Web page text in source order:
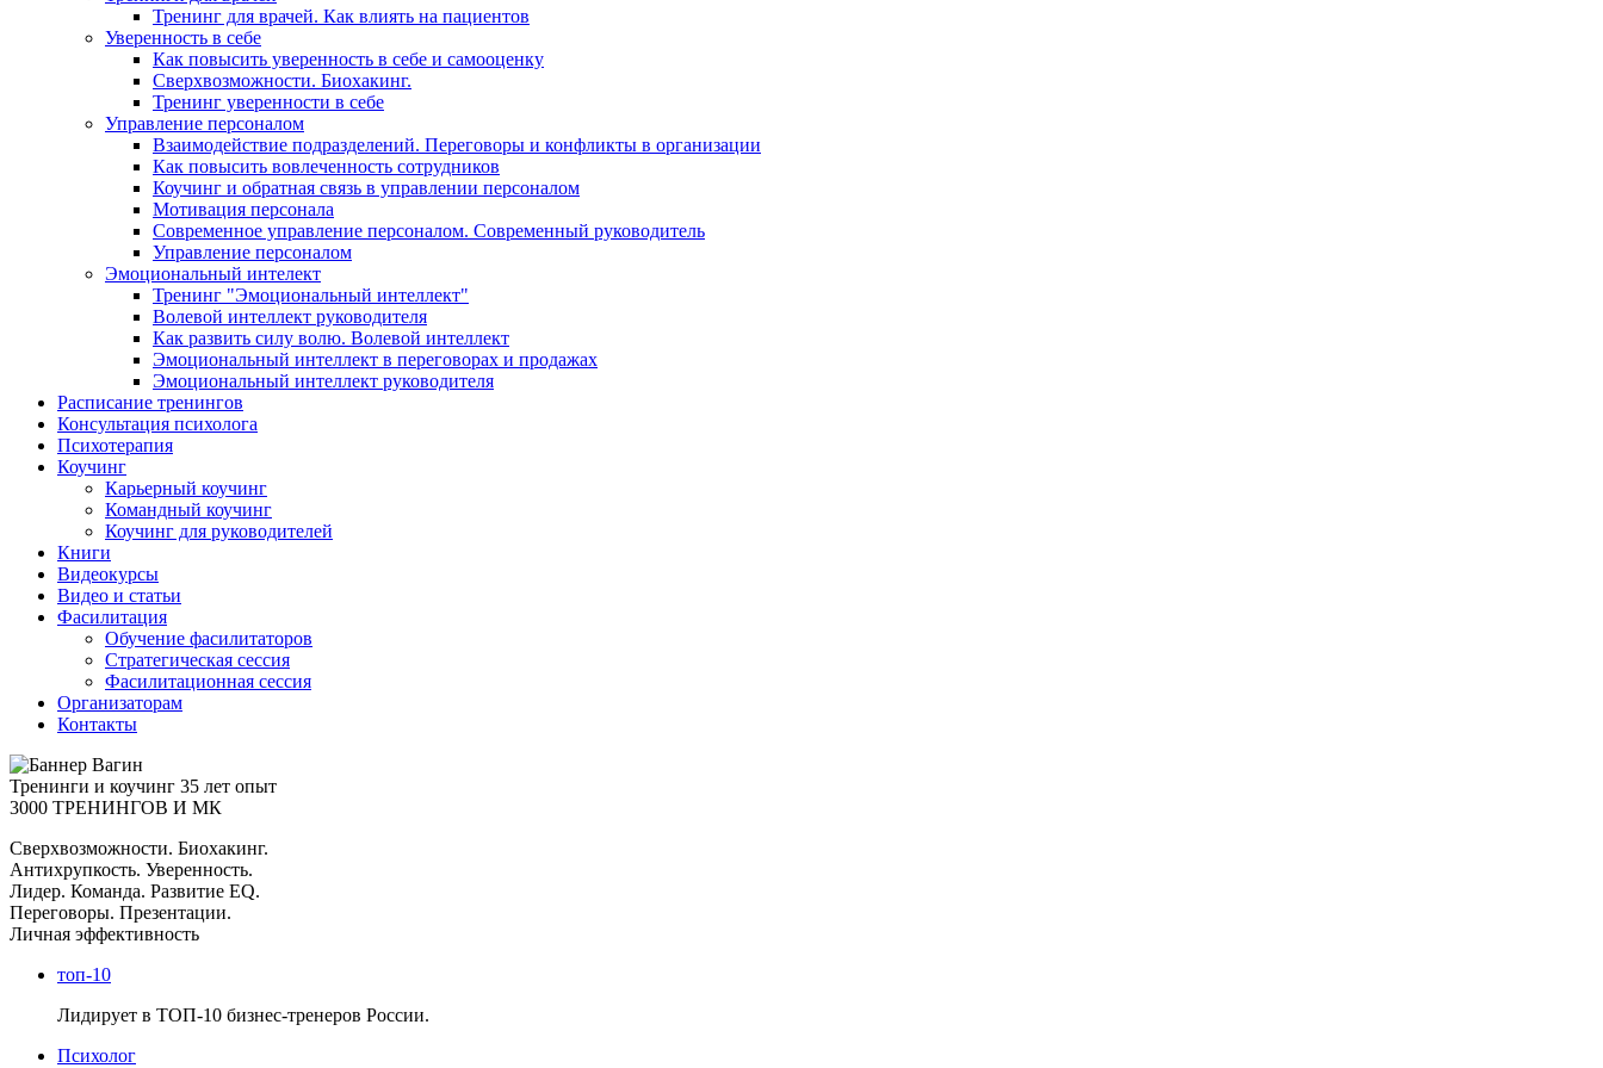
Тренинг для врачей. Как влиять на пациентов
Уверенность в себе
Как повысить уверенность в себе и самооценку
Сверхвозможности. Биохакинг.
Тренинг уверенности в себе
Управление персоналом
Взаимодействие подразделений. Переговоры и конфликты в организации
Как повысить вовлеченность сотрудников
Коучинг и обратная связь в управлении персоналом
Мотивация персонала
Современное управление персоналом. Современный руководитель
Управление персоналом
Эмоциональный интелект
Тренинг "Эмоциональный интеллект"
Волевой интеллект руководителя
Как развить силу волю. Волевой интеллект
Эмоциональный интеллект в переговорах и продажах
Эмоциональный интеллект руководителя
Расписание тренингов
Консультация психолога
Психотерапия
Коучинг
Карьерный коучинг
Командный коучинг
Коучинг для руководителей
Книги
Видеокурсы
Видео и статьи
Фасилитация
Обучение фасилитаторов
Стратегическая сессия
Фасилитационная сессия
Организаторам
Контакты
Тренинги и коучинг 35 лет опыт
3000 ТРЕНИНГОВ И МК
Сверхвозможности. Биохакинг.
Антихрупкость. Уверенность.
Лидер. Команда. Развитие EQ.
Переговоры. Презентации.
Личная эффективность
топ-10
Лидирует в ТОП-10 бизнес-тренеров России.
Психолог